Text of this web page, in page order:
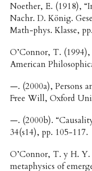
Noether, E. (1918),
Nachr. D. König.
Math-phys. Klasse,
O’Connor, T.
American
—. (2000a), Persons
Free Will, Oxford
—. (2000b).
34(s14), pp. 105-117.
O’Connor, T. y H.
metaphysics of